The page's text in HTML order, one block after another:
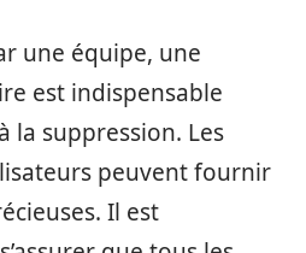
une équipe, une
est indispensable
la suppression. Les
peuvent fournir
Il est